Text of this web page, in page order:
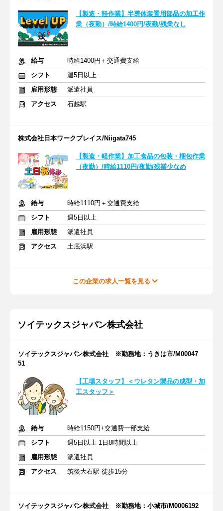
【製造・軽作業】半導体装置用部品の加工作
業（夜勤）/時給1400円/夜勤/残業なし
給与
時給1400円＋交通費支給
シフト
週5日以上
雇用形態
派遣社員
アクセス
石越駅
株式会社日本ワークプレイス/Niigata745
【製造・軽作業】加工食品の包装・梱包作業
（夜勤）/時給1110円/夜勤/残業少なめ
給与
時給1110円＋交通費支給
シフト
週5日以上
雇用形態
派遣社員
アクセス
土底浜駅
この企業の求人一覧を見る
ソイテックスジャパン株式会社
ソイテックスジャパン株式会社 ※勤務地：うきは市/M00047
51
【工場スタッフ】＜ウレタン製品の成型・加
工スタッフ＞
給与
時給1150円+交通費一部支給
シフト
週5日以上 1日8時間以上
雇用形態
派遣社員
アクセス
筑後大石駅 徒歩15分
ソイテックスジャパン株式会社 ※勤務地：小城市/M0006192